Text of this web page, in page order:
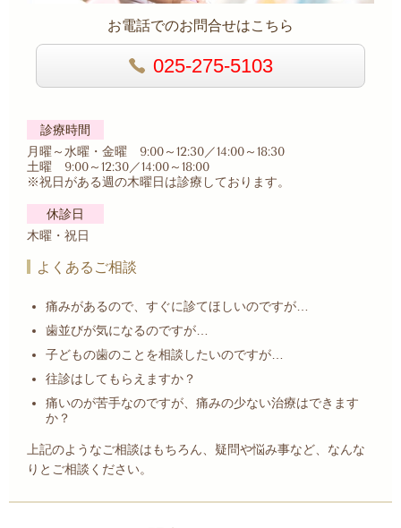
お電話でのお問合せはこちら
025-275-5103
診療時間
月曜～水曜・金曜 9:00～12:30／14:00～18:30
土曜 9:00～12:30／14:00～18:00
※祝日がある週の木曜日は診療しております。
休診日
木曜・祝日
よくあるご相談
痛みがあるので、すぐに診てほしいのですが…
歯並びが気になるのですが…
子どもの歯のことを相談したいのですが…
往診はしてもらえますか？
痛いのが苦手なのですが、痛みの少ない治療はできます
か？
上記のようなご相談はもちろん、疑問や悩み事など、なんな
りとご相談ください。